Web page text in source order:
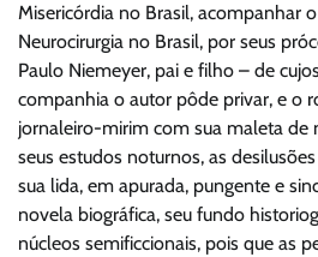
Misericórdia no Brasil, acompanhar
Neurocirurgia no Brasil, por seus
Paulo Niemeyer, pai e filho – de
companhia o autor pôde privar, e o
jornaleiro-mirim com sua maleta de
seus estudos noturnos, as
sua lida, em apurada, pungente e
novela biográfica, seu fundo
núcleos semificcionais, pois que as